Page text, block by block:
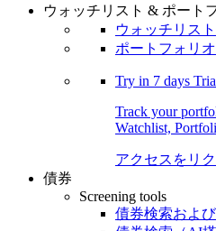
ウォッチリスト & ポート
ウォッチリスト
ポートフォリオ
Try in 7 days
Track your
Watchlist,
アクセスをリ
債券
Screening tools
債券検索およ